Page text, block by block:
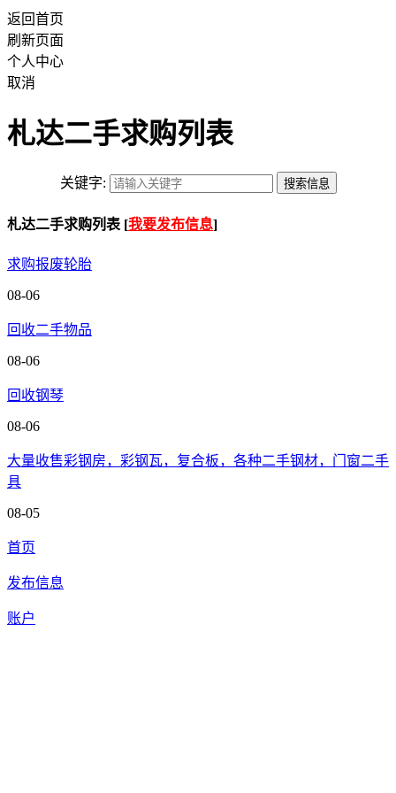
返回首页
刷新页面
个人中心
取消
札达二手求购列表
关键字:
札达二手求购列表 [我要发布信息]
求购报废轮胎
08-06
回收二手物品
08-06
回收钢琴
08-06
大量收售彩钢房，彩钢瓦，复合板，各种二手钢材，门窗二手
具
08-05
首页
发布信息
账户